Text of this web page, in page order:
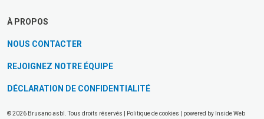
À PROPOS
NOUS CONTACTER
REJOIGNEZ NOTRE ÉQUIPE
DÉCLARATION DE CONFIDENTIALITÉ
© 2026 Brusano asbl. Tous droits réservés | Politique de cookies | powered by Inside Web